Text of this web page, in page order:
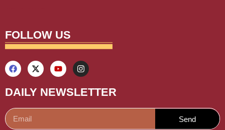
FOLLOW US
DAILY NEWSLETTER
Send